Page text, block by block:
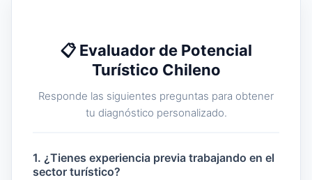
📋 Evaluador de Potencial
Turístico Chileno
Responde las siguientes preguntas para obtener
tu diagnóstico personalizado.
1. ¿Tienes experiencia previa trabajando en el
sector turístico?